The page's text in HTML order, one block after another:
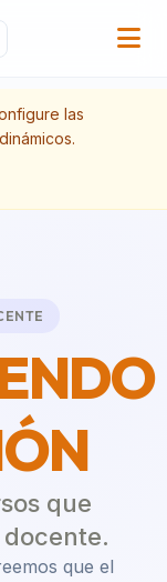
las
que
que el